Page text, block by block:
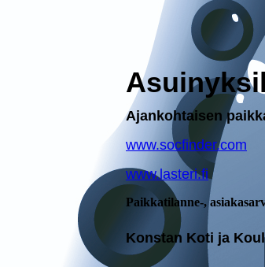
Ajankohtaisen
www.socfinder.com
www.lasteri.fi
Paik­ka­ti­lan­ne-,
Konstan Koti ja